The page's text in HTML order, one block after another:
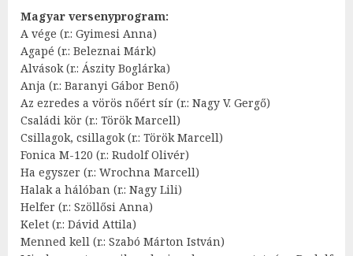
Magyar versenyprogram:
A vége (r.: Gyimesi Anna)
Agapé (r.: Beleznai Márk)
Alvások (r.: Ászity Boglárka)
Anja (r.: Baranyi Gábor Benő)
Az ezredes a vörös nőért sír (r.: Nagy V. Gergő)
Családi kör (r.: Török Marcell)
Csillagok, csillagok (r.: Török Marcell)
Fonica M-120 (r.: Rudolf Olivér)
Ha egyszer (r.: Wrochna Marcell)
Halak a hálóban (r.: Nagy Lili)
Helfer (r.: Szöllősi Anna)
Kelet (r.: Dávid Attila)
Menned kell (r.: Szabó Márton István)